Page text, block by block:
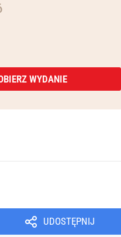
WYDANIE
UDOSTĘPNIJ